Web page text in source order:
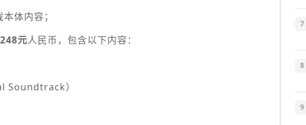
体内容；
248元人民币，包含以下内容：
）
7
8
9